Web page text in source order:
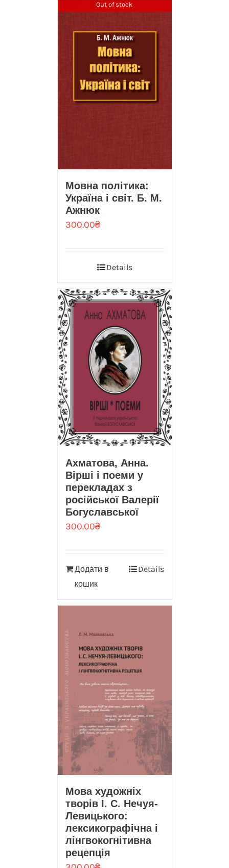
Out of stock
Мовна політика:
Україна і світ. Б. М.
Ажнюк
300.00₴
Details
Ахматова, Анна.
Вірші і поеми у
перекладах з
російської Валерії
Богуславської
300.00₴
Додати в
кошик
Details
Мова художніх
творів І. С. Нечуя-
Левицького:
лексикографічна і
лінгвокогнітивна
рецепція